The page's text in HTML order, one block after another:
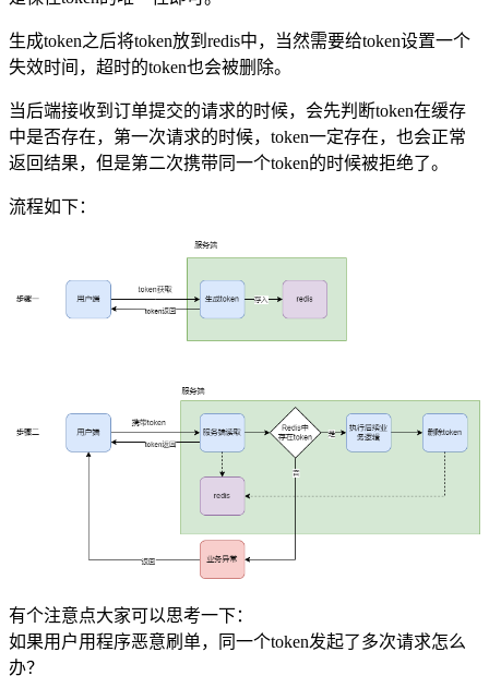
生成token之后将token放到redis中，当然需要给token设置一个
失效时间，超时的token也会被删除。
当后端接收到订单提交的请求的时候，会先判断token在缓存
中是否存在，第一次请求的时候，token一定存在，也会正常
返回结果，但是第二次携带同一个token的时候被拒绝了。
流程如下：
有个注意点大家可以思考一下：
如果用户用程序恶意刷单，同一个token发起了多次请求怎么
办？